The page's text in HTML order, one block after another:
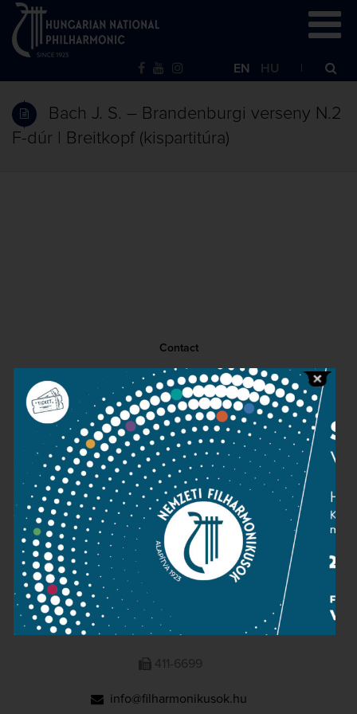
EN HU
Bach J. S. – Brandenburgi verseny N.2
F-dúr | Breitkopf (kispartitúra)
Contact
Public information
Press room
Terms and privacy
Imprint
NATIONAL PHILHARMONIC
1095 Budapest, Komor Marcell u. 1. (Müpa)
411-6600
411-6699
info@filharmonikusok.hu